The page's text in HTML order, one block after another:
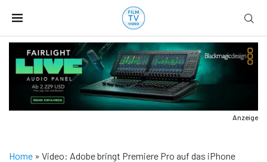
Anzeige
Home » Video: Adobe bringt Premiere Pro auf das iPhone